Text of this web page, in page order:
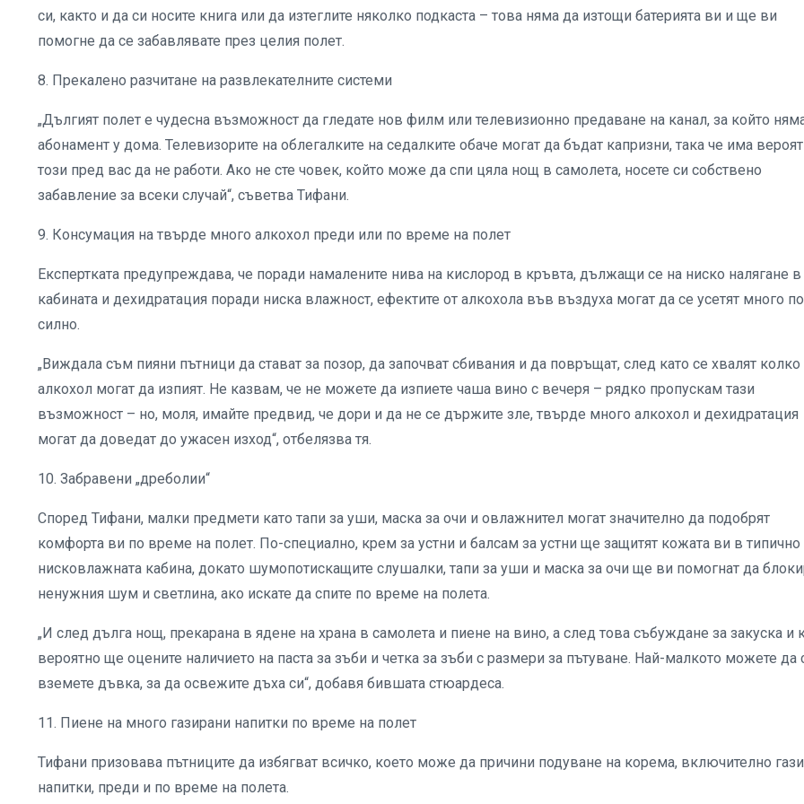
си, както и да си носите книга или да изтеглите няколко подкаста – това няма да изтощи батерията ви и ще ви
помогне да се забавлявате през целия полет.
8. Прекалено разчитане на развлекателните системи
„Дългият полет е чудесна възможност да гледате нов филм или телевизионно предаване на канал, за който
абонамент у дома. Телевизорите на облегалките на седалките обаче могат да бъдат капризни, така че има
този пред вас да не работи. Ако не сте човек, който може да спи цяла нощ в самолета, носете си собствено
забавление за всеки случай“, съветва Тифани.
9. Консумация на твърде много алкохол преди или по време на полет
Експертката предупреждава, че поради намалените нива на кислород в кръвта, дължащи се на ниско налягане в
кабината и дехидратация поради ниска влажност, ефектите от алкохола във въздуха могат да се усетят много
силно.
„Виждала съм пияни пътници да стават за позор, да започват сбивания и да повръщат, след като се хвалят колко
алкохол могат да изпият. Не казвам, че не можете да изпиете чаша вино с вечеря – рядко пропускам тази
възможност – но, моля, имайте предвид, че дори и да не се държите зле, твърде много алкохол и дехидратация
могат да доведат до ужасен изход“, отбелязва тя.
10. Забравени „дреболии“
Според Тифани, малки предмети като тапи за уши, маска за очи и овлажнител могат значително да подобрят
комфорта ви по време на полет. По-специално, крем за устни и балсам за устни ще защитят кожата ви в типично
нисковлажната кабина, докато шумопотискащите слушалки, тапи за уши и маска за очи ще ви помогнат да
ненужния шум и светлина, ако искате да спите по време на полета.
„И след дълга нощ, прекарана в ядене на храна в самолета и пиене на вино, а след това събуждане за закуска и
вероятно ще оцените наличието на паста за зъби и четка за зъби с размери за пътуване. Най-малкото можете да
вземете дъвка, за да освежите дъха си“, добавя бившата стюардеса.
11. Пиене на много газирани напитки по време на полет
Тифани призовава пътниците да избягват всичко, което може да причини подуване на корема, включително
напитки, преди и по време на полета.